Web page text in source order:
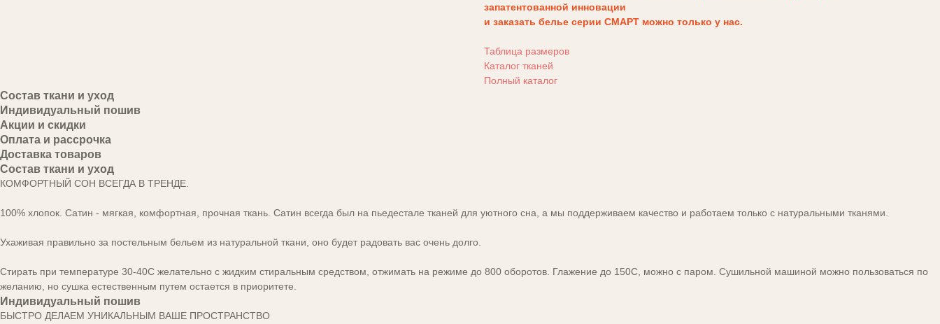
запатентованной инновации
и заказать белье серии СМАРТ можно только у нас.
Таблица размеров
Каталог тканей
Полный каталог
Состав ткани и уход
Индивидуальный пошив
Акции и скидки
Оплата и рассрочка
Доставка товаров
Состав ткани и уход
КОМФОРТНЫЙ СОН ВСЕГДА В ТРЕНДЕ.
100% хлопок. Сатин - мягкая, комфортная, прочная ткань. Сатин всегда был на пьедестале тканей для уютного сна, а мы поддерживаем качество и работаем только с натуральными тканями.
Ухаживая правильно за постельным бельем из натуральной ткани, оно будет радовать вас очень долго.
Стирать при температуре 30-40С желательно с жидким стиральным средством, отжимать на режиме до 800 оборотов. Глажение до 150С, можно с паром. Сушильной машиной можно пользоваться по
желанию, но сушка естественным путем остается в приоритете.
Индивидуальный пошив
БЫСТРО ДЕЛАЕМ УНИКАЛЬНЫМ ВАШЕ ПРОСТРАНСТВО